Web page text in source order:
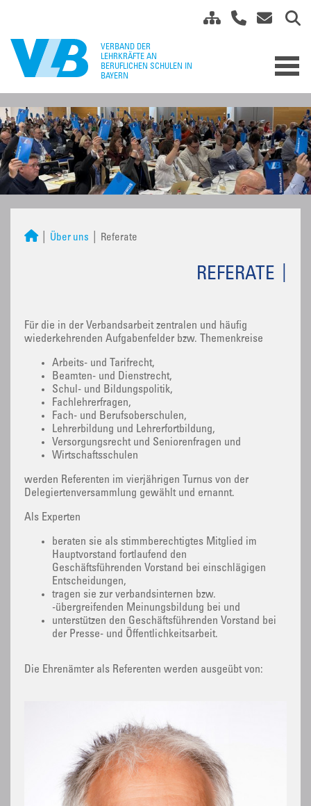
Über uns Referate
REFERATE
Für die in der Verbandsarbeit zentralen und häufig
wiederkehrenden Aufgabenfelder bzw. Themenkreise
Arbeits- und Tarifrecht,
Beamten- und Dienstrecht,
Schul- und Bildungspolitik,
Fachlehrerfragen,
Fach- und Berufsoberschulen,
Lehrerbildung und Lehrerfortbildung,
Versorgungsrecht und Seniorenfragen und
Wirtschaftsschulen
werden Referenten im vierjährigen Turnus von der
Delegiertenversammlung gewählt und ernannt.
Als Experten
beraten sie als stimmberechtigtes Mitglied im
Hauptvorstand fortlaufend den
Geschäftsführenden Vorstand bei einschlägigen
Entscheidungen,
tragen sie zur verbandsinternen bzw.
-übergreifenden Meinungsbildung bei und
unterstützen den Geschäftsführenden Vorstand bei
der Presse- und Öffentlichkeitsarbeit.
Die Ehrenämter als Referenten werden ausgeübt von: